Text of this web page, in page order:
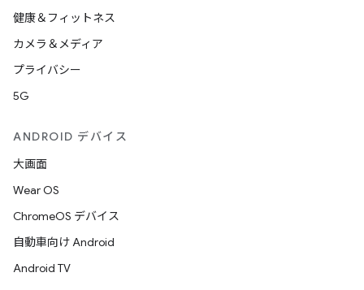
健康＆フィットネス
カメラ＆メディア
プライバシー
5G
ANDROID デバイス
大画面
Wear OS
ChromeOS デバイス
自動車向け Android
Android TV